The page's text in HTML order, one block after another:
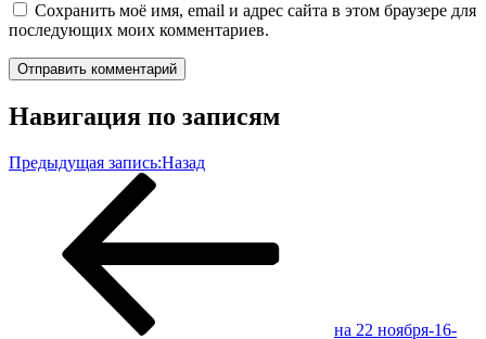
Сохранить моё имя, email и адрес сайта в этом браузере для
последующих моих комментариев.
Навигация по записям
Предыдущая запись:Назад
на 22 ноября-16-